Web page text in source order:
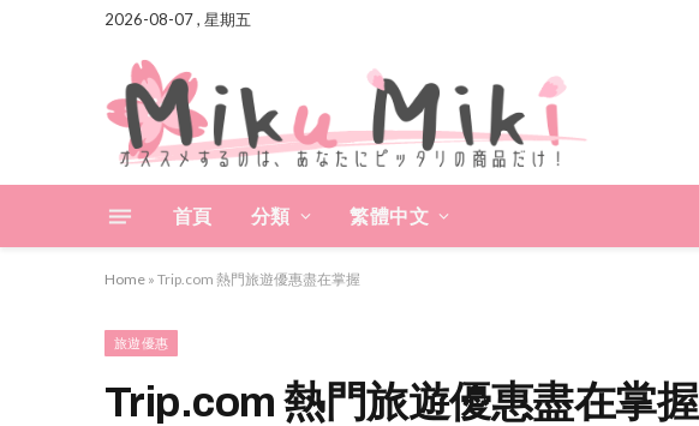
2026-08-07 , 星期五
首頁 分類 繁體中文
Home » Trip.com 熱門旅遊優惠盡在掌握
旅遊優惠
Trip.com 熱門旅遊優惠盡在掌握